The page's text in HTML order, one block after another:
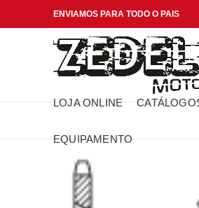
ENVIAMOS PARA TODO O PAIS
LOJA ONLINE
EQUIPAMENTO